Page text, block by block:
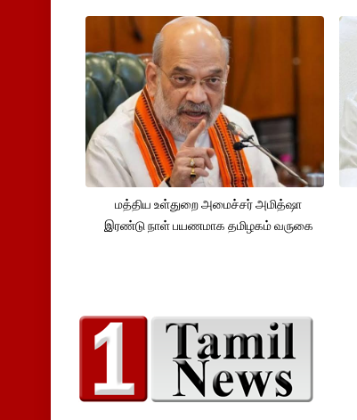
மத்திய உள்துறை அமைச்சர் அமித்ஷா
இரண்டு நாள் பயணமாக தமிழகம் வருகை